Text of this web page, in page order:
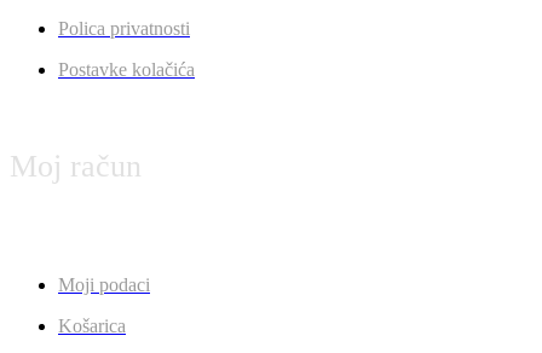
Polica privatnosti
Postavke kolačića
Moj račun
Moji podaci
Košarica